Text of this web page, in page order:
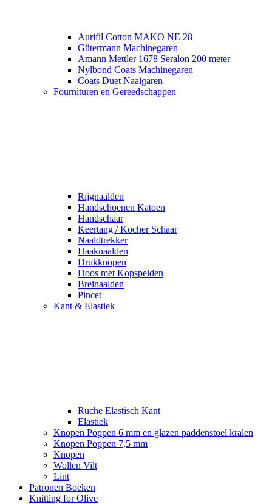
Aurifil Cotton MAKO NE 28
Gütermann Machinegaren
Amann Mettler 1678 Seralon 200 meter
Nylbond Coats Machinegaren
Coats Duet Naaigaren
Fournituren en Gereedschappen
Rijgnaalden
Handschoenen Katoen
Handschaar
Keertang / Kocher Schaar
Naaldtrekker
Haaknaalden
Drukknopen
Doos met Kopspelden
Breinaalden
Pincet
Kant & Elastiek
Ruche Elastisch Kant
Elastiek
Knopen Poppen 6 mm en glazen paddenstoel kralen
Knopen Poppen 7,5 mm
Knopen
Wollen Vilt
Lint
Patronen Boeken
Knitting for Olive